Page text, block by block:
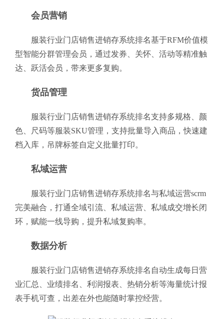
会员营销
服装行业门店销售进销存系统排名基于RFM价值模
型智能分群管理会员，通过发券、关怀、活动等精准触
达、跃活会员，带来更多复购。
货品管理
服装行业门店销售进销存系统排名支持多规格、颜
色、尺码等服装SKU管理，支持批量导入商品，快速建
档入库，吊牌标签自定义批量打印。
私域运营
服装行业门店销售进销存系统排名与私域运营scrm
完美融合，打通全域引流、私域运营、私域成交增长闭
环，赋能一线导购，提升私域复购率。
数据分析
服装行业门店销售进销存系统排名自动生成每日营
业汇总、业绩排名、利润报表、热销分析等海量统计报
表手机可查，出差在外也能随时掌控经营。